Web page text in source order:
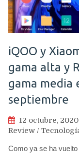
iQOO y
gama alta y
gama media
septiembre
12 octubre, 2020
Review /
Como ya se ha